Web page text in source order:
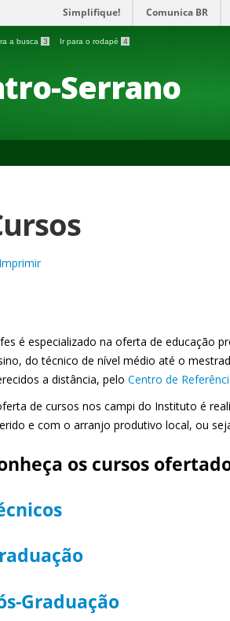
Simplifique! Comunica BR
a busca 3 Ir para o rodapé 4
Serrano
Imprimir
é especializado na oferta de educação
do técnico de nível médio até o
a distância, pelo Centro de
de cursos nos campi do Instituto é
e com o arranjo produtivo local, ou
os cursos
Graduação